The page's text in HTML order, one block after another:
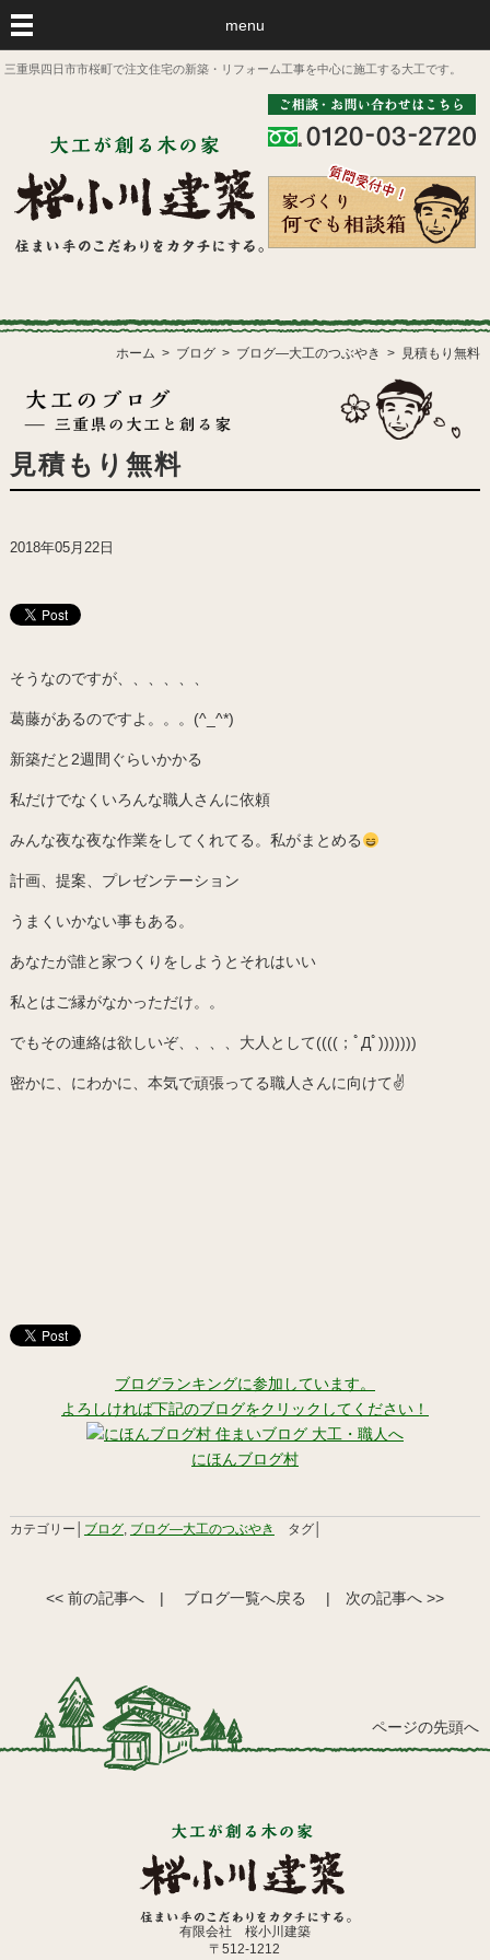
menu
三重県四日市市桜町で注文住宅の新築・リフォーム工事を中心に施工する大工です。
ホーム ブログ ブログ―大工のつぶやき 見積もり無料
見積もり無料
2018年05月22日
そうなのですが、、、、、、
葛藤があるのですよ。。。(^_^*)
新築だと2週間ぐらいかかる
私だけでなくいろんな職人さんに依頼
みんな夜な夜な作業をしてくれてる。私がまとめる
計画、提案、プレゼンテーション
うまくいかない事もある。
あなたが誰と家つくりをしようとそれはいい
私とはご縁がなかっただけ。。
でもその連絡は欲しいぞ、、、、大人として((((；ﾟДﾟ)))))))
密かに、にわかに、本気で頑張ってる職人さんに向けて✌️
ブログランキングに参加しています。
よろしければ下記のブログをクリックしてください！
にほんブログ村
カテゴリー│ ブログ, ブログ―大工のつぶやき タグ│
<< 前の記事へ | ブログ一覧へ戻る | 次の記事へ >>
ページの先頭へ
有限会社 桜小川建築
〒512-1212